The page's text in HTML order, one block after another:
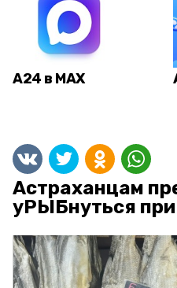
А24 в MAX
Астраханцам
уРЫБнуться